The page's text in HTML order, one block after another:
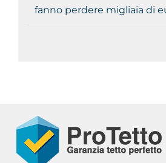
fanno perdere migliaia di